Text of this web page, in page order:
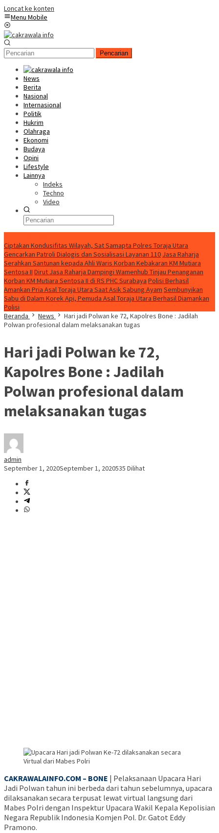
Loncat ke konten
Menu Mobile
Pencarian
News
Berita
Nasional
Internasional
Politik
Hukrim
Olahraga
Ekonomi
Budaya
Opini
Lifestyle
Lainnya
Indeks
Techno
Video
Ciptakan Kondusifitas Wilayah, Sat Samapta Polres Toraja Utara
Gencarkan Patroli Dialogis dan Sosialisasi Layanan 110 Jasa Raharja
Serahkan Santunan kepada Ahli Waris Korban Kebakaran KM Mutiara
Sentosa II Dirut Jasa Raharja Dampingi Wamenhub Tinjau Penanganan
Korban KM Mutiara Sentosa II di RS PHC Surabaya Polisi Berhasil
Amankan Pria Asal Toraja Utara Saat Asik Sabung Ayam Sembunyikan
Sabu di Dalam Korek Api, Pemuda Asal Toraja Utara Berhasil Diamankan
Polisi
Beranda
News
Hari jadi Polwan ke 72, Kapolres Bone : Jadilah
Polwan profesional dalam melaksanakan tugas
Hari jadi Polwan ke 72,
Kapolres Bone : Jadilah
Polwan profesional dalam
melaksanakan tugas
admin
September 1, 2020September 1, 2020535 Dilihat
CAKRAWALAINFO.COM – BONE | Pelaksanaan Upacara Hari
Jadi Polwan tahun ini berbeda dari tahun sebelumnya, upacara
dilaksanakan secara terpusat lewat virtual langsung dari
Mabes Polri dengan Inspektur Upacara Wakil Kepala Kepolisian
Negara Republik Indonesia Komjen Pol. Dr. Gatot Eddy
Pramono.